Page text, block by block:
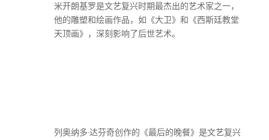
米开朗基罗是文艺复兴时期最杰出的艺术家之一，
他的雕塑和绘画作品，如《大卫》和《西斯廷教堂
天顶画》，深刻影响了后世艺术。
列奥纳多·达芬奇创作的《最后的晚餐》是文艺复兴